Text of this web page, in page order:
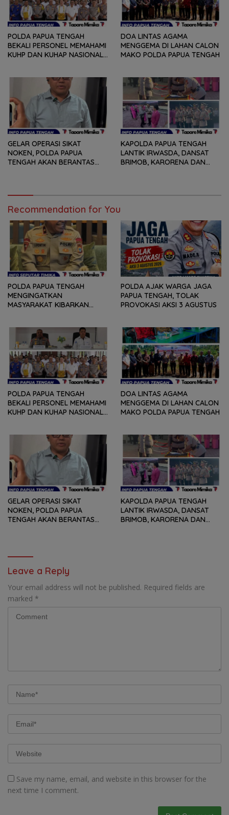
POLDA PAPUA TENGAH
BEKALI PERSONEL MEMAHAMI
KUHP DAN KUHAP NASIONAL
DOA LINTAS AGAMA
MENGGEMA DI LAHAN CALON
MAKO POLDA PAPUA TENGAH
GELAR OPERASI SIKAT
NOKEN, POLDA PAPUA
TENGAH AKAN BERANTAS
KAPOLDA PAPUA TENGAH
LANTIK IRWASDA, DANSAT
BRIMOB, KARORENA DAN
Recommendation for You
POLDA PAPUA TENGAH
MENGINGATKAN
MASYARAKAT KIBARKAN
POLDA AJAK WARGA JAGA
PAPUA TENGAH, TOLAK
PROVOKASI AKSI 3 AGUSTUS
POLDA PAPUA TENGAH
BEKALI PERSONEL MEMAHAMI
KUHP DAN KUHAP NASIONAL
DOA LINTAS AGAMA
MENGGEMA DI LAHAN CALON
MAKO POLDA PAPUA TENGAH
GELAR OPERASI SIKAT
NOKEN, POLDA PAPUA
TENGAH AKAN BERANTAS
KAPOLDA PAPUA TENGAH
LANTIK IRWASDA, DANSAT
BRIMOB, KARORENA DAN
Leave a Reply
Your email address will not be published. Required fields are
marked *
Save my name, email, and website in this browser for the
next time I comment.